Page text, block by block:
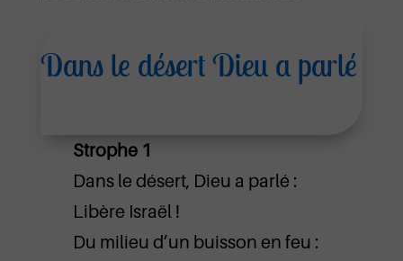
Dans le désert Dieu a parlé
Strophe 1
Dans le désert, Dieu a parlé :
Libère Israël !
Du milieu d’un buisson en feu :